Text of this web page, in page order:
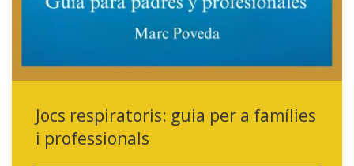
Jocs respiratoris: guia per a famílies
i professionals